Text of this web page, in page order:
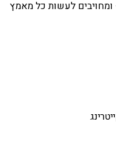
לעשות כל מאמץ